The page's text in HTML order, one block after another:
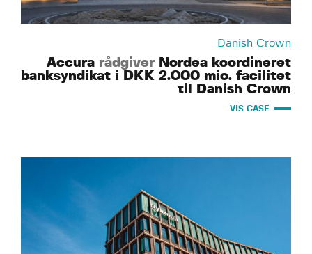
Danish Crown
Accura rådgiverNordea koordineret
banksyndikat i DKK 2.000 mio. facilitet
til Danish Crown
VIS CASE